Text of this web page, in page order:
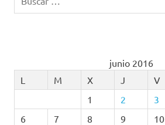
junio 2016
L
M X J V
1
2 3
6
7 8 9 10